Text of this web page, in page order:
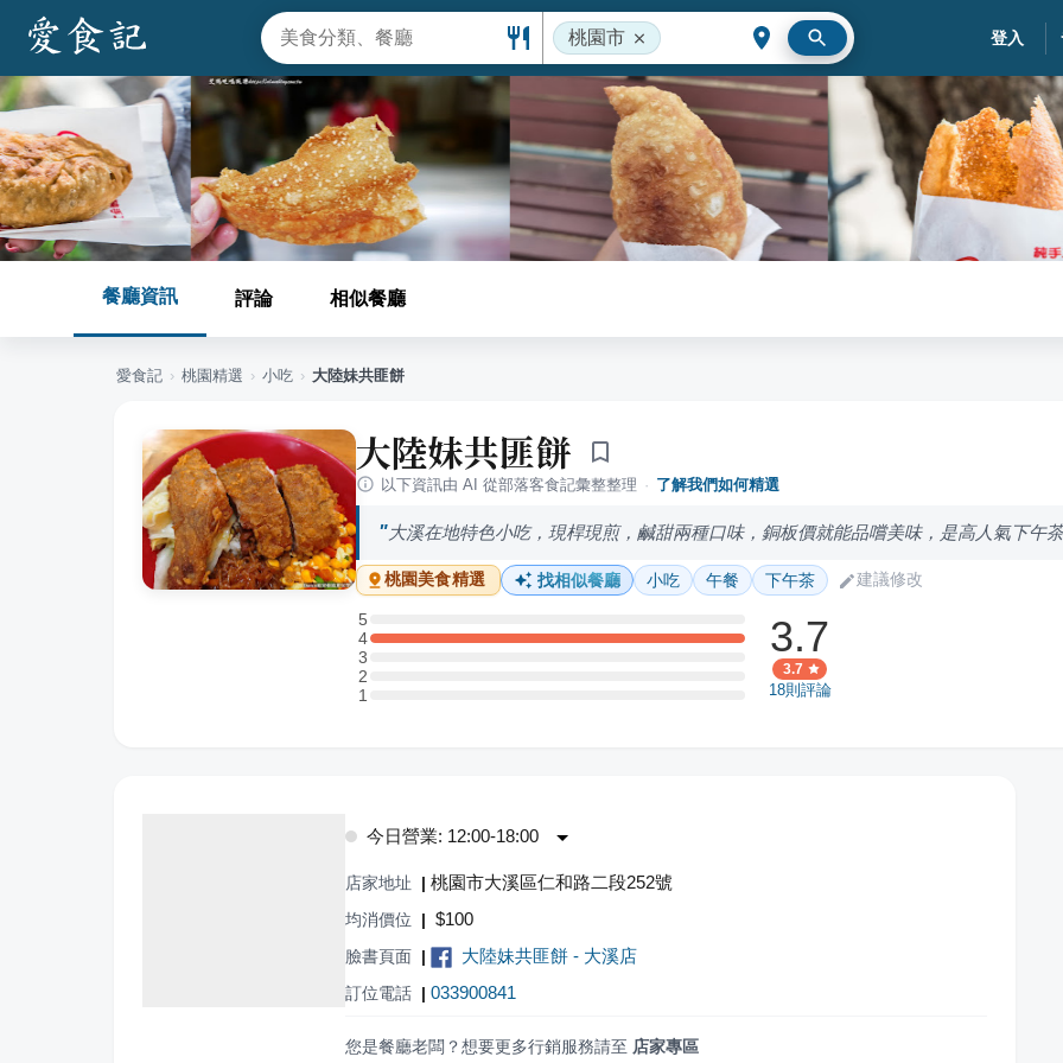
桃園市 登入
餐廳資訊 評論 相似餐廳
愛食記 › 桃園精選 › 小吃 › 大陸妹共匪餅
大陸妹共匪餅
以下資訊由 AI 從部落客食記彙整整理 · 了解我們如何精選
大溪在地特色小吃，現桿現煎，鹹甜兩種口味，銅板價就能品嚐美味，是高人氣下午
桃園美食精選 找相似餐廳 小吃 午餐 下午茶 建議修改
5
5 星：0 則評論
4
4 星：3 則評論
3
3 星：0 則評論
2
2 星：0 則評論
11 星：0 則評論
3.7
3.7
18則評論
今日營業: 12:00-18:00
店家地址 | 桃園市大溪區仁和路二段252號
均消價位 | $100
臉書頁面 | 大陸妹共匪餅 - 大溪店
訂位電話 | 033900841
您是餐廳老闆？想要更多行銷服務請至 店家專區